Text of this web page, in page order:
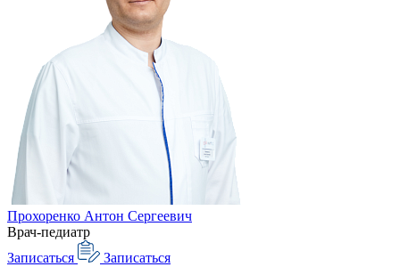
Прохоренко Антон Сергеевич
Врач-педиатр
Записаться
Записаться